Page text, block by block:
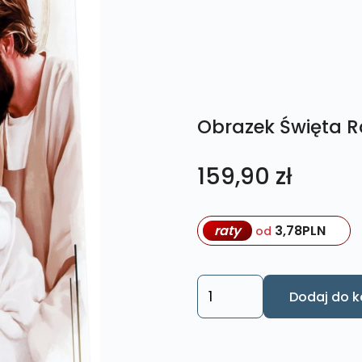
Obrazek Święta
159,90 zł
raty od 3,78PLN
ilość
Obrazek
Dodaj do